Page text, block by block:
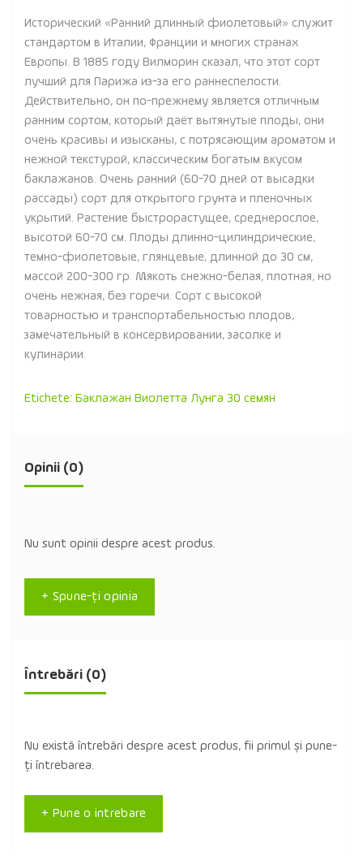
Исторический «Ранний длинный фиолетовый» служит
стандартом в Италии, Франции и многих странах
Европы. В 1885 году Вилморин сказал, что этот сорт
лучший для Парижа из-за его раннеспелости.
Действительно, он по-прежнему является отличным
ранним сортом, который даёт вытянутые плоды, они
очень красивы и изысканы, с потрясающим ароматом и
нежной текстурой, классическим богатым вкусом
баклажанов. Очень ранний (60-70 дней от высадки
рассады) сорт для открытого грунта и пленочных
укрытий. Растение быстрорастущее, среднерослое,
высотой 60-70 см. Плоды длинно-цилиндрические,
темно-фиолетовые, глянцевые, длинной до 30 см,
массой 200-300 гр. Мякоть снежно-белая, плотная, но
очень нежная, без горечи. Сорт с высокой
товарностью и транспортабельностью плодов,
замечательный в консервировании, засолке и
кулинарии.
Etichete: Баклажан Виолетта Лунга 30 семян
Opinii (0)
Nu sunt opinii despre acest produs.
+ Spune-ţi opinia
Întrebări (0)
Nu există întrebări despre acest produs, fii primul și pune-
ți întrebarea.
+ Pune o intrebare